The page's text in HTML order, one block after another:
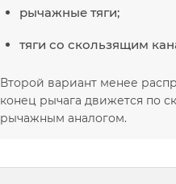
рычажные тяги;
тяги со скользящим
Второй вариант менее
конец рычага движется по
рычажным аналогом.